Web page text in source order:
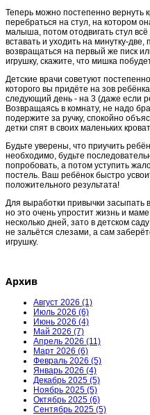
Теперь можно постепенно вернуть
перебраться на стул, на котором
малыша, потом отодвигать стул
вставать и уходить на минутку-
возвращаться на первый же писк
игрушку, скажите, что мишка
Детские врачи советуют
которого вы придёте на зов
следующий день - на 3 (даже если
Возвращаясь в комнату, не надо
подержите за ручку, спокойно
детки спят в своих маленьких
Будьте уверены, что приучить
необходимо, будьте
попробовать, а потом уступить
постель. Ваш ребёнок быстро
положительного результата!
Для выработки привычки засыпать
но это очень упростит жизнь и
несколько дней, зато в детском
не зальётся слезами, а сам
игрушку.
Архив
Август 2026 (1)
Июль 2026 (6)
Июнь 2026 (4)
Май 2026 (7)
Апрель 2026 (11)
Март 2026 (6)
Февраль 2026 (5)
Январь 2026 (4)
Декабрь 2025 (5)
Ноябрь 2025 (5)
Октябрь 2025 (6)
Сентябрь 2025 (5)